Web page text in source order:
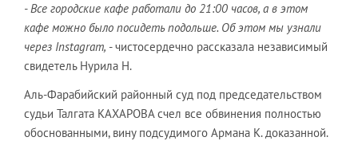
- Все городские кафе работали до 21:00 часов, а в этом
кафе можно было посидеть подольше. Об этом мы узнали
через Instagram, - чистосердечно рассказала независимый
свидетель Нурила Н.
Аль-Фарабийский районный суд под председательством
судьи Талгата КАХАРОВА счел все обвинения полностью
обоснованными, вину подсудимого Армана К. доказанной.